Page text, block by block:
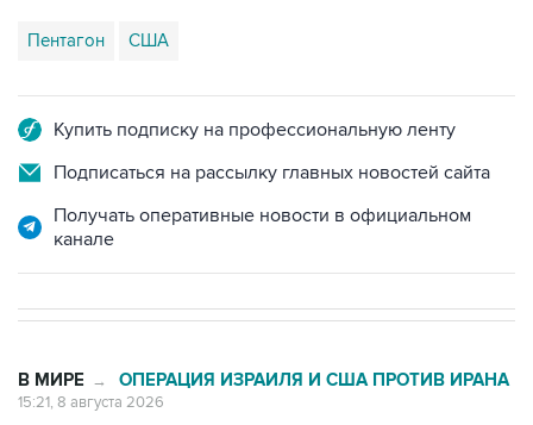
Пентагон США
Купить подписку на профессиональную ленту
Подписаться на рассылку главных новостей сайта
Получать оперативные новости в официальном
канале
В МИРЕ → ОПЕРАЦИЯ ИЗРАИЛЯ И США ПРОТИВ ИРАНА
15:21, 8 августа 2026